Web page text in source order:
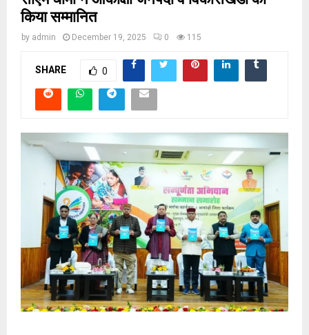
किया सम्मानित
by admin December 19, 2025 0 115
SHARE 0